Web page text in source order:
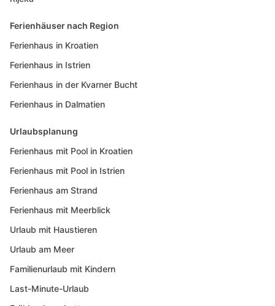
Ferienhäuser nach Region
Ferienhaus in Kroatien
Ferienhaus in Istrien
Ferienhaus in der Kvarner Bucht
Ferienhaus in Dalmatien
Urlaubsplanung
Ferienhaus mit Pool in Kroatien
Ferienhaus mit Pool in Istrien
Ferienhaus am Strand
Ferienhaus mit Meerblick
Urlaub mit Haustieren
Urlaub am Meer
Familienurlaub mit Kindern
Last-Minute-Urlaub